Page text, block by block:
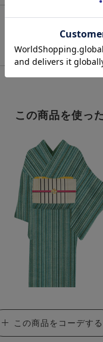
この商品を使っ
この商品をコーデする